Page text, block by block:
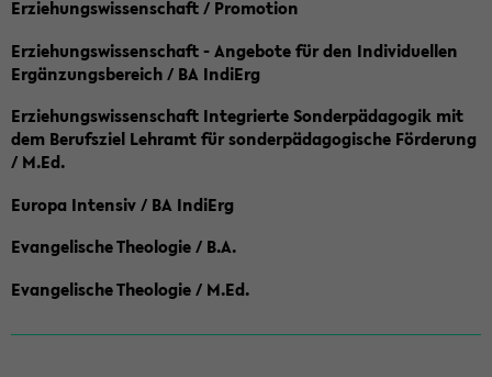
Erziehungswissenschaft / Promotion
Erziehungswissenschaft - Angebote für den Individuellen
Ergänzungsbereich / BA IndiErg
Erziehungswissenschaft Integrierte Sonderpädagogik mit
dem Berufsziel Lehramt für sonderpädagogische Förderung
/ M.Ed.
Europa Intensiv / BA IndiErg
Evangelische Theologie / B.A.
Evangelische Theologie / M.Ed.